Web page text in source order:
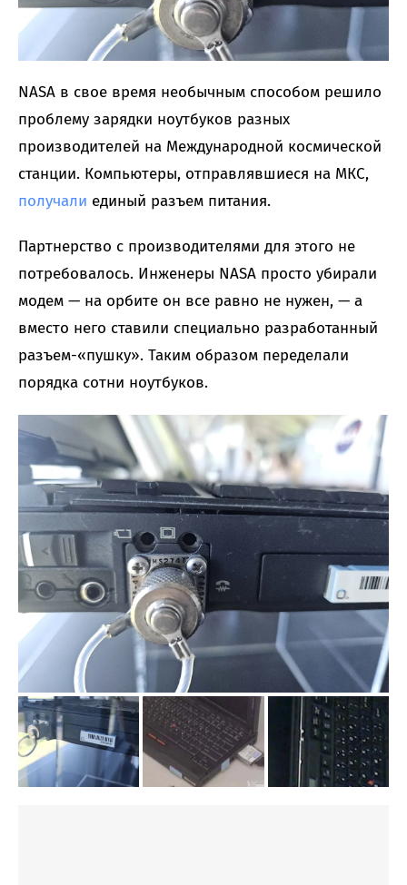
NASA в свое время необычным способом решило
проблему зарядки ноутбуков разных
производителей на Международной космической
станции. Компьютеры, отправлявшиеся на МКС,
получали единый разъем питания.
Партнерство с производителями для этого не
потребовалось. Инженеры NASA просто убирали
модем — на орбите он все равно не нужен, — а
вместо него ставили специально разработанный
разъем-«пушку». Таким образом переделали
порядка сотни ноутбуков.